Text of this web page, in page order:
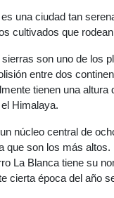
es una ciudad tan
cultivados que
son uno de los
entre dos
tienen una
Himalaya.
núcleo central de
que son los más altos.
La Blanca tiene su
cierta época del año